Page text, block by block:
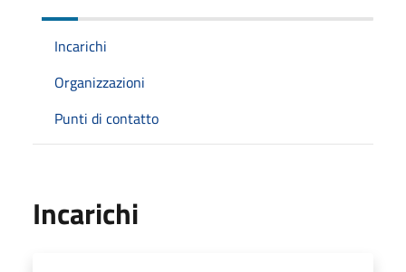
Incarichi
Organizzazioni
Punti di contatto
Incarichi